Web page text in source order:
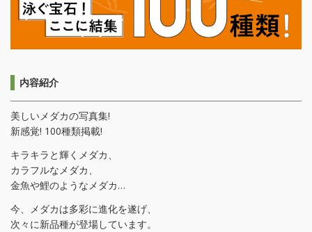
内容紹介
美しいメダカの写真集!
新感覚! 100種類掲載!
キラキラと輝くメダカ、
カラフルなメダカ、
金魚や鯉のようなメダカ…
今、メダカは多彩に進化を遂げ、
次々に新品種が登場しています。